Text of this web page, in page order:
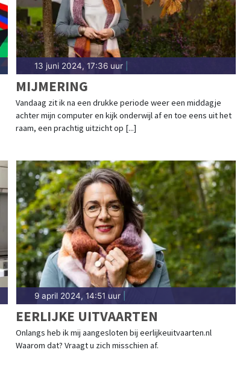
13 juni 2024, 17:36 uur|
MIJMERING
Vandaag zit ik na een drukke periode weer een middagje
achter mijn computer en kijk onderwijl af en toe eens uit het
raam, een prachtig uitzicht op [...]
9 april 2024, 14:51 uur|
EERLIJKE UITVAARTEN
Onlangs heb ik mij aangesloten bij eerlijkeuitvaarten.nl
Waarom dat? Vraagt u zich misschien af.